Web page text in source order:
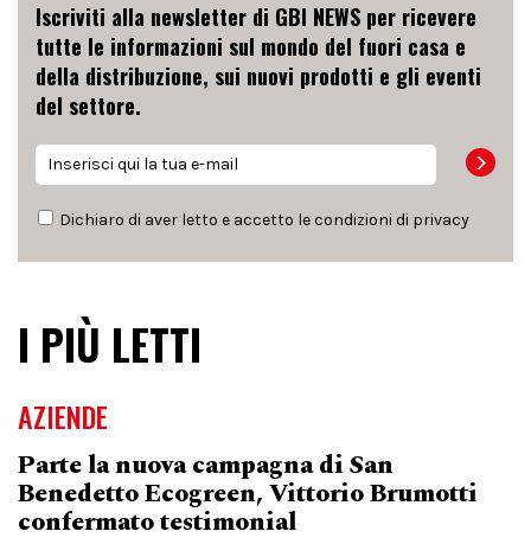
Iscriviti alla newsletter di GBI NEWS per ricevere
tutte le informazioni sul mondo del fuori casa e
della distribuzione, sui nuovi prodotti e gli eventi
del settore.
Dichiaro di aver letto e accetto le condizioni di privacy
I PIÙ LETTI
AZIENDE
Parte la nuova campagna di San
Benedetto Ecogreen, Vittorio Brumotti
confermato testimonial